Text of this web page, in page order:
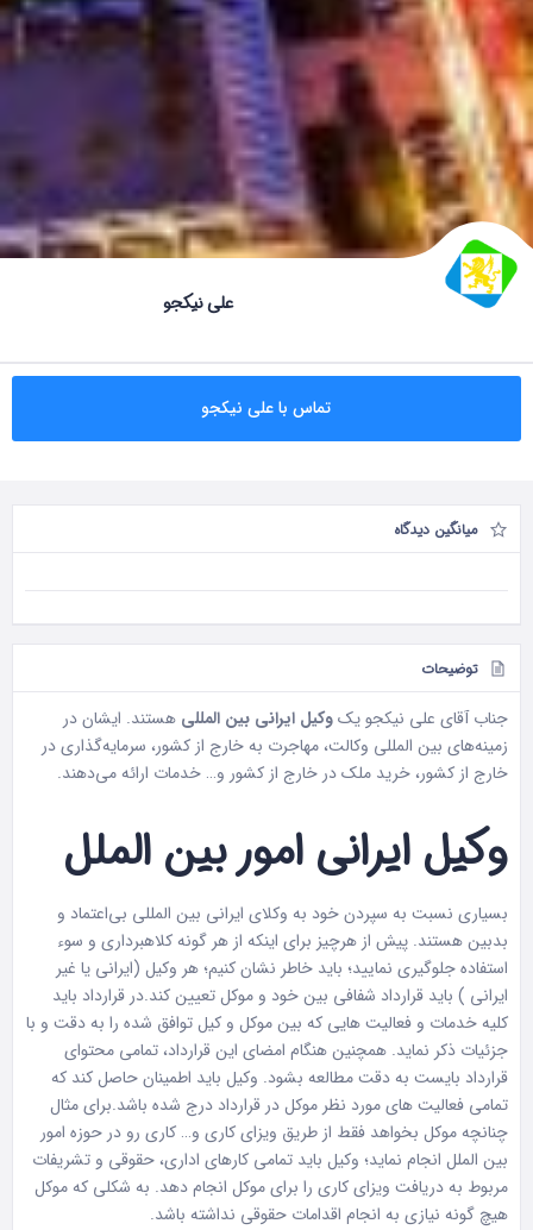
علی نیکجو
تماس با علی نیکجو
میانگین دیدگاه
توضیحات
جناب آقای علی نیکجو یکوکیل ایرانی بین المللی هستند. ایشان در
زمینه‌های بین المللی وکالت، مهاجرت به خارج از کشور، سرمایه‌گذاری در
خارج از کشور، خرید ملک در خارج از کشور و… خدمات ارائه می‌دهند.
وکیل ایرانی امور بین الملل
بسیاری نسبت به سپردن خود به وکلای ایرانی بین المللی بی‌اعتماد و
بدبین هستند. پیش از هرچیز برای اینکه از هر گونه کلاهبرداری و سوء
استفاده جلوگیری نمایید؛ باید خاطر نشان کنیم؛ هر وکیل (ایرانی یا غیر
ایرانی ) باید قرارداد شفافی بین خود و موکل تعیین کند.در قرارداد باید
کلیه خدمات و فعالیت هایی که بین موکل و کیل توافق شده را به دقت و با
جزئیات ذکر نماید. همچنین هنگام امضای این قرارداد، تمامی محتوای
قرارداد بایست به دقت مطالعه بشود. وکیل باید اطمینان حاصل کند که
تمامی فعالیت های مورد نظر موکل در قرارداد درج شده باشد.برای مثال
چنانچه موکل بخواهد فقط از طریق ویزای کاری و… کاری رو در حوزه امور
بین الملل انجام نماید؛ وکیل باید تمامی کارهای اداری، حقوقی و تشریفات
مربوط به دریافت ویزای کاری را برای موکل انجام دهد. به شکلی که موکل
هیچ گونه نیازی به انجام اقدامات حقوقی نداشته باشد.